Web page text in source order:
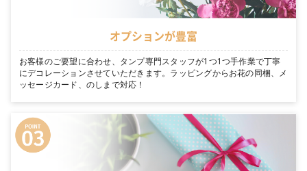
オプションが豊富
お客様のご要望に合わせ、タンプ専門スタッフが1つ1つ手作業で丁寧
にデコレーションさせていただきます。ラッピングからお花の同梱、メ
ッセージカード、のしまで対応！